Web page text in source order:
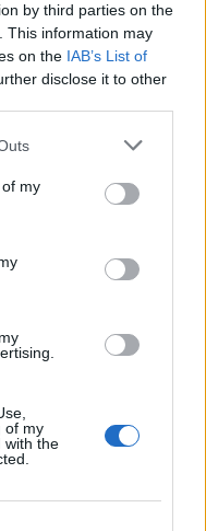
by third parties on the
This information may
on the IAB’s List of
disclose it to other
my
of my
with the
est très
endroits de votre
et la salle de bain.
les bactéries
dont il faut
créer votre produit
les
des